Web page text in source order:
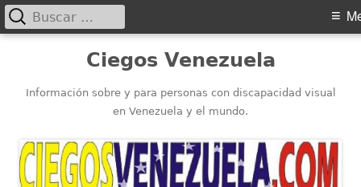
contenido
Ciegos Venezuela
Información sobre y para personas con discapacidad visual
en Venezuela y el mundo.
Menú
principal
Buscar: